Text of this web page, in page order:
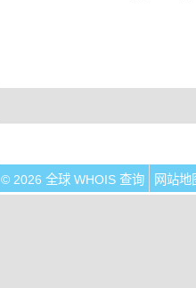
© 2026 全球 WHOIS 查询 网站地